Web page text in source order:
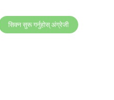
सिक्न सुरू गर्नुहोस् अंग्रेजी